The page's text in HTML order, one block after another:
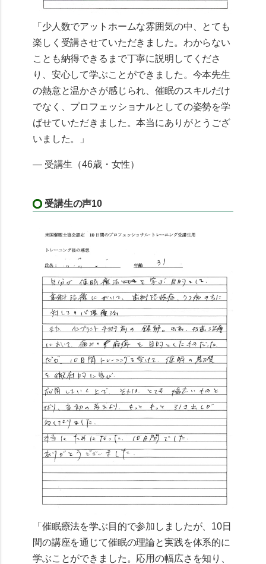
「少人数でアットホームな雰囲気の中、とても
楽しく受講させていただきました。わからない
ことも納得できるまで丁寧に説明してくださ
り、安心して学ぶことができました。今本先生
の熱意と温かさが感じられ、催眠のスキルだけ
でなく、プロフェッショナルとしての姿勢を学
ばせていただきました。本当にありがとうござ
いました。」
— 受講生（46歳・女性）
受講生の声10
「催眠療法を学ぶ目的で参加しましたが、10日
間の講座を通じて催眠の理論と実践を体系的に
学ぶことができました。応用の幅広さを知り、